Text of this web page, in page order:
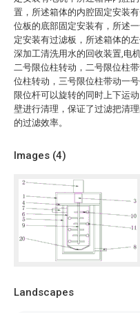
置，所述箱体的内腔固定安装
位板的底部固定安装有，所述
定安装有过滤板，所述箱体的
深加工清洗用水的回收装置,电
二号限位柱转动，二号限位柱
位柱转动，三号限位柱带动一
限位杆可以旋转的同时上下运
壁进行清理，保证了过滤把清
的过滤效率。
Images (4)
Landscapes